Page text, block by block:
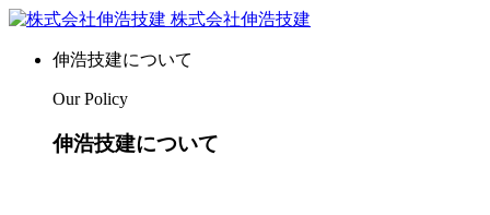
株式会社伸浩技建
伸浩技建について
Our Policy
伸浩技建について